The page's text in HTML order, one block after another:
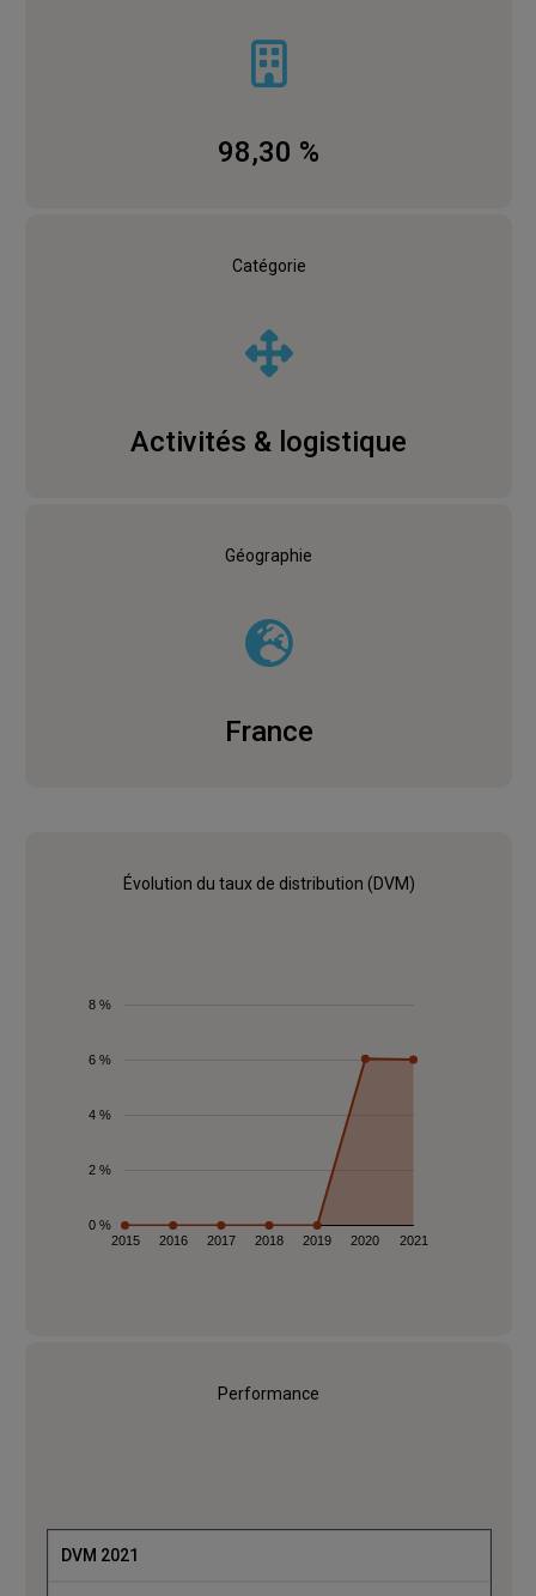
98,30 %
Catégorie
Activités & logistique
Géographie
France
Évolution du taux de distribution (DVM)
2015 2016 2017 2018 2019 2020 2021
0 %
2 %
4 %
6 %
8 %
Performance
DVM 2021